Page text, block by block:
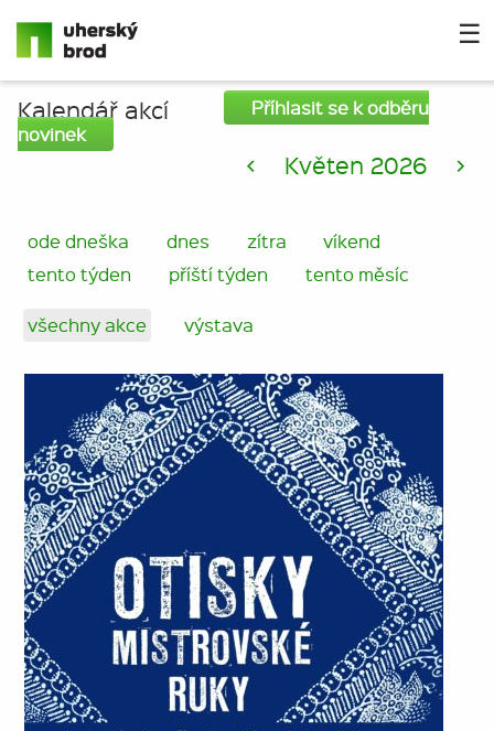
☰
Kalendář akcí
Příhlasit se k odběru
novinek
< Květen 2026 >
ode dneška dnes zítra
víkend
tento týden
příští týden tento měsíc
všechny akce výstava